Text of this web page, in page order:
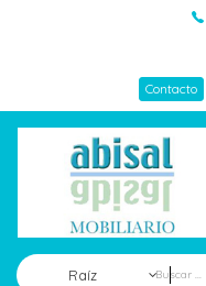
Contacto
Raíz